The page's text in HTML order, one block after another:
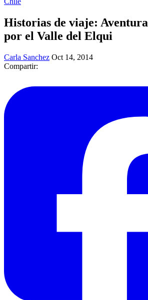
Historias de viaje:
por el Valle del Elqui
Carla Sanchez Oct 14, 2014
Compartir: